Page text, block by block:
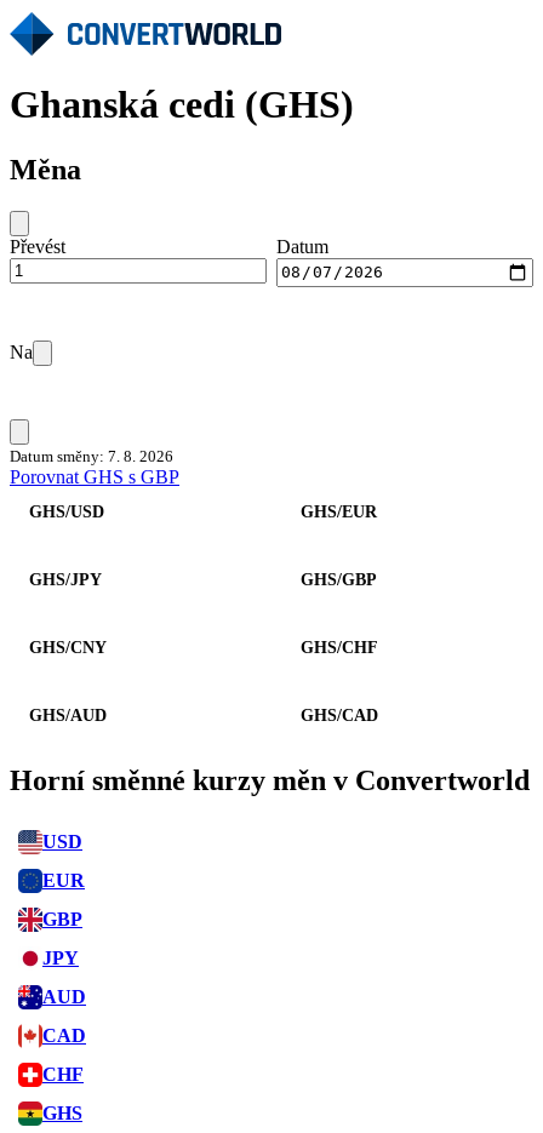
Ghanská cedi (GHS)
Měna
Převést Datum
Na
Datum směny: 7. 8. 2026
Porovnat GHS s GBP
GHS/USD GHS/EUR
GHS/JPY GHS/GBP
GHS/CNY GHS/CHF
GHS/AUD GHS/CAD
Horní směnné kurzy měn v Convertworld
USD
EUR
GBP
JPY
AUD
CAD
CHF
GHS